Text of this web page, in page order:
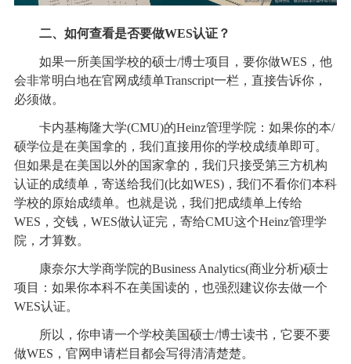
二、如何查看是否要做WES认证？
如果一所美国学校的硕士/博士项目，要你做WES，他
会非常明白地在官网成绩单Transcript一栏，直接告诉你，
必须做。
卡内基梅隆大学(CMU)的Heinz管理学院：如果你的本/
硕学位是在美国拿的，我们直接用你的学校成绩单即可。
但如果是在美国以外的国家拿的，我们只接受第三方机构
认证的成绩单，寄送给我们(比如WES)，我们不看你们本科
学校的原始成绩单。也就是说，我们把成绩单上传给
WES，交钱，WES做认证完，寄给CMU这个Heinz管理学
院，才算数。
康奈尔大学商学院的Business Analytics(商业分析)硕士
项目：如果你本科不在美国读的，也强烈建议你去做一个
WES认证。
所以，你申请一个学校美国硕士/博士读书，它要不要
做WES，官网申请栏目都会写得清清楚楚。